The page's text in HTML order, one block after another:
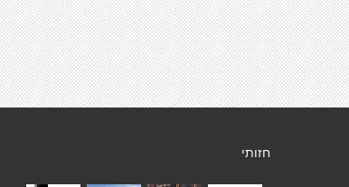
חזותי